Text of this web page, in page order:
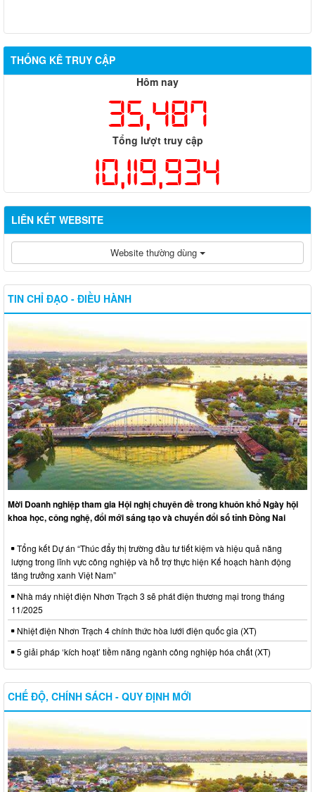
THỐNG KÊ TRUY CẬP
Hôm nay
35,487
Tổng lượt truy cập
10,119,934
LIÊN KẾT WEBSITE
Website thường dùng
TIN CHỈ ĐẠO - ĐIỀU HÀNH
Mời Doanh nghiệp tham gia Hội nghị chuyên đề trong khuôn khổ Ngày hội
khoa học, công nghệ, đổi mới sáng tạo và chuyển đổi số tỉnh Đồng Nai
Tổng kết Dự án “Thúc đẩy thị trường đầu tư tiết kiệm và hiệu quả năng
lượng trong lĩnh vực công nghiệp và hỗ trợ thực hiện Kế hoạch hành động
tăng trưởng xanh Việt Nam”
Nhà máy nhiệt điện Nhơn Trạch 3 sẽ phát điện thương mại trong tháng
11/2025
Nhiệt điện Nhơn Trạch 4 chính thức hòa lưới điện quốc gia (XT)
5 giải pháp ‘kích hoạt’ tiềm năng ngành công nghiệp hóa chất (XT)
CHẾ ĐỘ, CHÍNH SÁCH - QUY ĐỊNH MỚI